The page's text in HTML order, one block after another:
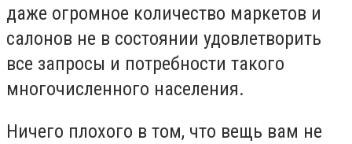
даже огромное количество маркетов и
салонов не в состоянии удовлетворить
все запросы и потребности такого
многочисленного населения.
Ничего плохого в том, что вещь вам не